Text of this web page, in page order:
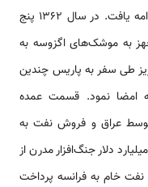
نکرد و فرستادن سلاح‌های جدید به عراق ادامه یافت. در سال 1362 پنج
به موشک‌های اگزوسه به
شد. در سال1362 طارق عزیز طی سفر به پاریس چندین
امضا نمود. قسمت عمده
توسط عراق و فروش نفت به
فرانسه بود. عراق از 1356 تا 1364 حدود 811 میلیارد دلار جنگ‌افزار مدرن از
نفت خام به فرانسه پرداخت